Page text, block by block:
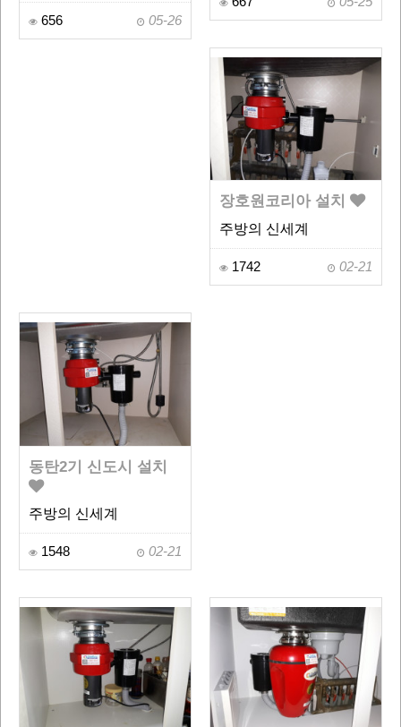
656 05-26
장호원코리아 설치
주방의 신세계
1742 02-21
동탄2기 신도시 설치
주방의 신세계
1548 02-21